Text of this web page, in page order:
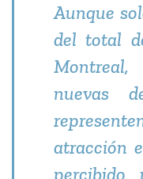
Aunque
del total
nuevas
atracción
percibido